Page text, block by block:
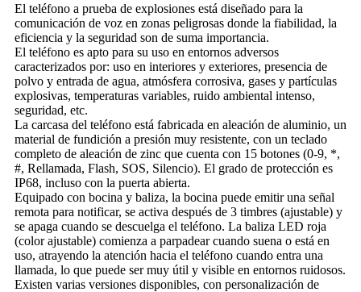
El teléfono a prueba de explosiones está diseñado para la
comunicación de voz en zonas peligrosas donde la fiabilidad, la
eficiencia y la seguridad son de suma importancia.
El teléfono es apto para su uso en entornos adversos
caracterizados por: uso en interiores y exteriores, presencia de
polvo y entrada de agua, atmósfera corrosiva, gases y partículas
explosivas, temperaturas variables, ruido ambiental intenso,
seguridad, etc.
La carcasa del teléfono está fabricada en aleación de aluminio, un
material de fundición a presión muy resistente, con un teclado
completo de aleación de zinc que cuenta con 15 botones (0-9, *,
#, Rellamada, Flash, SOS, Silencio). El grado de protección es
IP68, incluso con la puerta abierta.
Equipado con bocina y baliza, la bocina puede emitir una señal
remota para notificar, se activa después de 3 timbres (ajustable) y
se apaga cuando se descuelga el teléfono. La baliza LED roja
(color ajustable) comienza a parpadear cuando suena o está en
uso, atrayendo la atención hacia el teléfono cuando entra una
llamada, lo que puede ser muy útil y visible en entornos ruidosos.
Existen varias versiones disponibles, con personalización de